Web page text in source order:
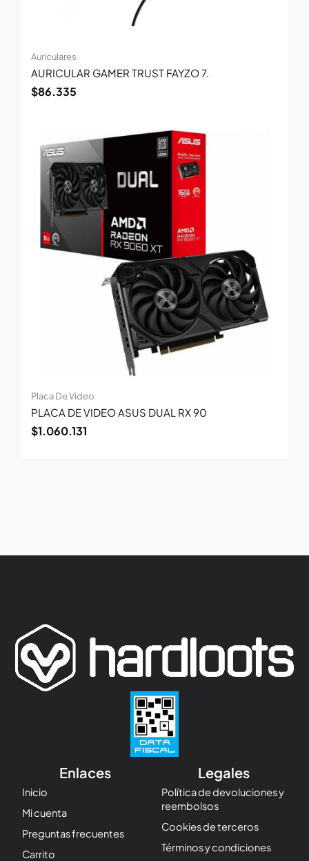
Auriculares
AURICULAR GAMER TRUST FAYZO 7.
$86.335
Placa De Video
PLACA DE VIDEO ASUS DUAL RX 90
$1.060.131
Enlaces
Inicio
Mi cuenta
Preguntas frecuentes
Carrito
Legales
Política de devoluciones y
reembolsos
Cookies de terceros
Términos y condiciones